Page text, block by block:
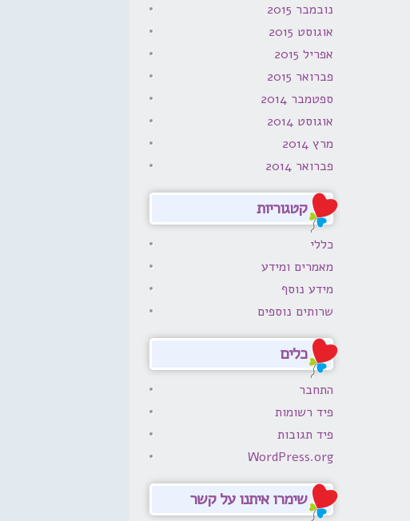
נובמבר 2015
אוגוסט 2015
אפריל 2015
פברואר 2015
ספטמבר 2014
אוגוסט 2014
מרץ 2014
פברואר 2014
קטגוריות
כללי
מאמרים ומידע
מידע נוסף
שרותים נוספים
כלים
התחבר
פיד רשומות
פיד תגובות
WordPress.org
שימרו איתנו על קשר